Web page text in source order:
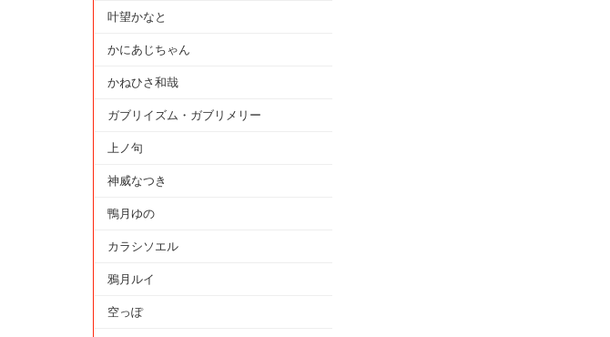
叶望かなと
かにあじちゃん
かねひさ和哉
ガブリイズム・ガブリメリー
上ノ句
神威なつき
鴨月ゆの
カラシソエル
鴉月ルイ
空っぽ